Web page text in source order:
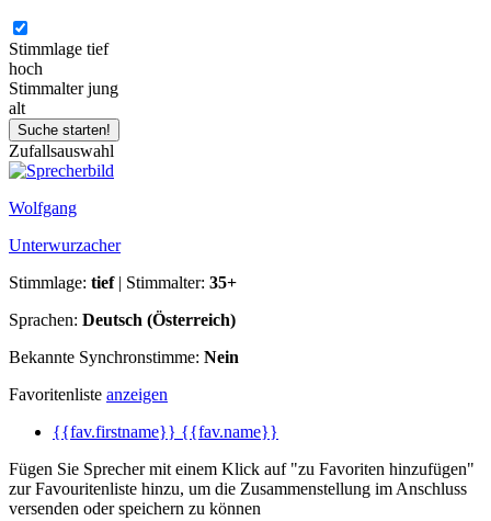
Stimmlage tief
hoch
Stimmalter jung
alt
Zufallsauswahl
Wolfgang
Unterwurzacher
Stimmlage: tief | Stimmalter: 35+
Sprachen: Deutsch (Österreich)
Bekannte Synchronstimme: Nein
Favoritenliste anzeigen
{{fav.firstname}} {{fav.name}}
Fügen Sie Sprecher mit einem Klick auf "zu Favoriten hinzufügen"
zur Favouritenliste hinzu, um die Zusammenstellung im Anschluss
versenden oder speichern zu können